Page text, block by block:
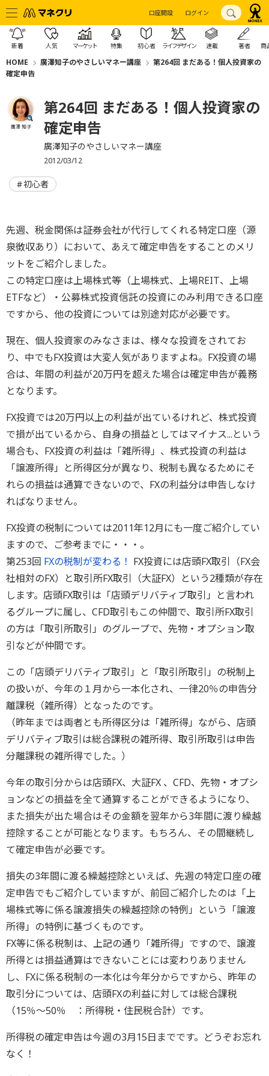
口座開設 ログイン
新着 人気 マーケット 特集 初心者 ライフデザイン 連載 著者 商
HOME 廣澤知子のやさしいマネー講座
第264回 まだある！個人投資家の
確定申告
廣澤 知子
第264回 まだある！個人投資家の
確定申告
廣澤知子のやさしいマネー講座
2012/03/12
初心者
先週、税金関係は証券会社が代行してくれる特定口座（源
泉徴収あり）において、あえて確定申告をすることのメリ
ットをご紹介しました。
この特定口座は上場株式等（上場株式、上場REIT、上場
ETFなど）・公募株式投資信託の投資にのみ利用できる口座
ですから、他の投資については別途対応が必要です。
現在、個人投資家のみなさまは、様々な投資をされてお
り、中でもFX投資は大変人気がありますよね。FX投資の場
合は、年間の利益が20万円を超えた場合は確定申告が義務
となります。
FX投資では20万円以上の利益が出ているけれど、株式投資
で損が出ているから、自身の損益としてはマイナス...という
場合も、FX投資の利益は「雑所得」、株式投資の利益は
「譲渡所得」と所得区分が異なり、税制も異なるためにそ
れらの損益は通算できないので、FXの利益分は申告しなけ
ればなりません。
FX投資の税制については2011年12月にも一度ご紹介してい
ますので、ご参考までに・・・。
第253回 FXの税制が変わる！ FX投資には店頭FX取引（FX会
社相対のFX）と取引所FX取引（大証FX）という2種類が存在
します。店頭FX取引は「店頭デリバティブ取引」と言われ
るグループに属し、CFD取引もこの仲間で、取引所FX取引
の方は「取引所取引」のグループで、先物・オプション取
引などが仲間です。
この「店頭デリバティブ取引」と「取引所取引」の税制上
の扱いが、今年の１月から一本化され、一律20％の申告分
離課税（雑所得）となったのです。
（昨年までは両者とも所得区分は「雑所得」ながら、店頭
デリバティブ取引は総合課税の雑所得、取引所取引は申告
分離課税の雑所得でした。）
今年の取引分からは店頭FX、大証FX 、CFD、先物・オプシ
ョンなどの損益を全て通算することができるようになり、
また損失が出た場合はその金額を翌年から3年間に渡り繰越
控除することが可能となります。もちろん、その間継続し
て確定申告が必要です。
損失の3年間に渡る繰越控除といえば、先週の特定口座の確
定申告でもご紹介していますが、前回ご紹介したのは「上
場株式等に係る譲渡損失の繰越控除の特例」という「譲渡
所得」の特例に基づくものです。
FX等に係る税制は、上記の通り「雑所得」ですので、譲渡
所得とは損益通算はできないことには変わりありません
し、FXに係る税制の一本化は今年分からですから、昨年の
取引分については、店頭FXの利益に対しては総合課税
（15％～50％ ：所得税・住民税合計）です。
所得税の確定申告は今週の3月15日までです。どうぞお忘れ
なく！